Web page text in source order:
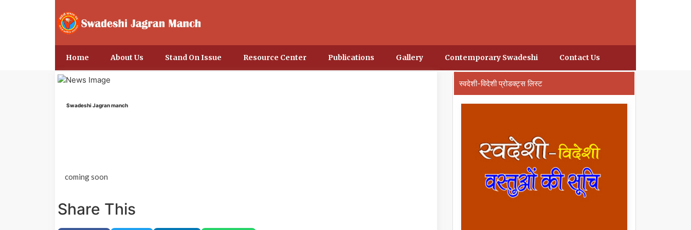
Home About Us Stand On Issue Resource Center Publications Gallery Contemporary Swadeshi Contact Us
Swadeshi Jagran manch
coming soon
Share This
स्वदेशी-विदेशी प्रोडक्ट्स लिस्ट